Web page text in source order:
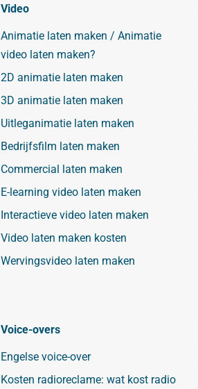
Video
Animatie laten maken / Animatie
video laten maken?
2D animatie laten maken
3D animatie laten maken
Uitleganimatie laten maken
Bedrijfsfilm laten maken
Commercial laten maken
E-learning video laten maken
Interactieve video laten maken
Video laten maken kosten
Wervingsvideo laten maken
Voice-overs
Engelse voice-over
Kosten radioreclame: wat kost radio